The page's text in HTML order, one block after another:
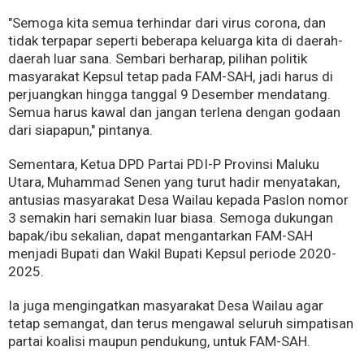
"Semoga kita semua terhindar dari virus corona, dan
tidak terpapar seperti beberapa keluarga kita di daerah-
daerah luar sana. Sembari berharap, pilihan politik
masyarakat Kepsul tetap pada FAM-SAH, jadi harus di
perjuangkan hingga tanggal 9 Desember mendatang.
Semua harus kawal dan jangan terlena dengan godaan
dari siapapun," pintanya.
Sementara, Ketua DPD Partai PDI-P Provinsi Maluku
Utara, Muhammad Senen yang turut hadir menyatakan,
antusias masyarakat Desa Wailau kepada Paslon nomor
3 semakin hari semakin luar biasa. Semoga dukungan
bapak/ibu sekalian, dapat mengantarkan FAM-SAH
menjadi Bupati dan Wakil Bupati Kepsul periode 2020-
2025.
Ia juga mengingatkan masyarakat Desa Wailau agar
tetap semangat, dan terus mengawal seluruh simpatisan
partai koalisi maupun pendukung, untuk FAM-SAH.